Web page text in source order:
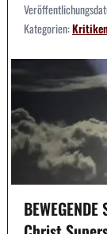
Kategorien: